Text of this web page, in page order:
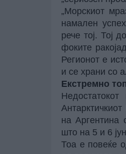
„Морскиот
намален
рече тој. Тој
фоките
Регионот е
и се храни со
Екстремно
на Аргентина
што на 5 и 6
Тоа е повеќе